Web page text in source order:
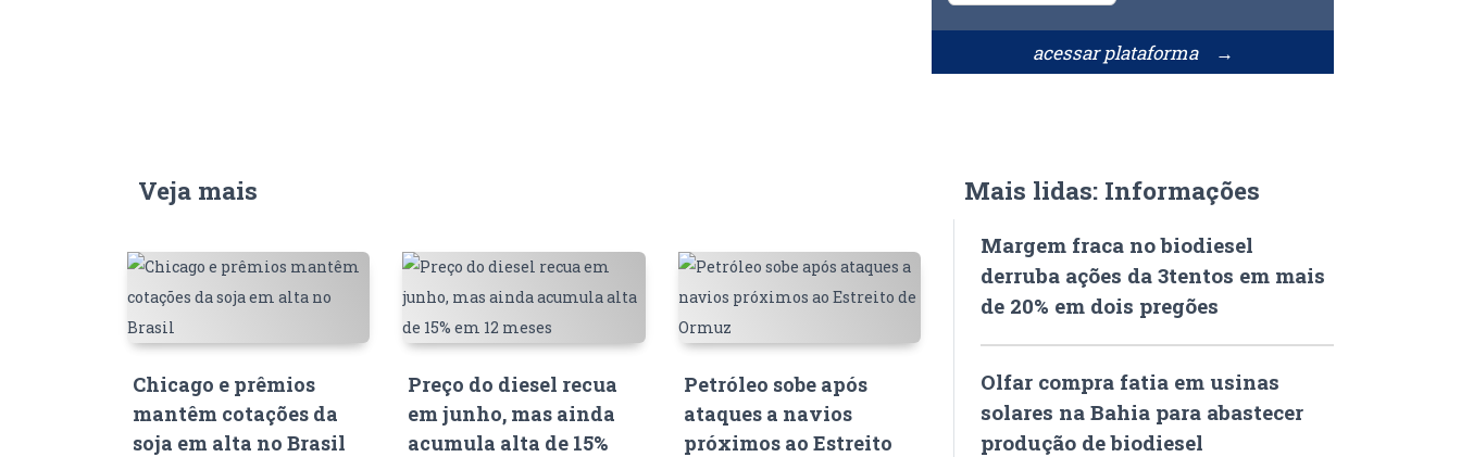
acessar plataforma →
Veja mais
Chicago e prêmios
mantêm cotações da
soja em alta no Brasil
Preço do diesel recua
em junho, mas ainda
acumula alta de 15%
Petróleo sobe após
ataques a navios
próximos ao Estreito
Mais lidas: Informações
Margem fraca no biodiesel
derruba ações da 3tentos em mais
de 20% em dois pregões
Olfar compra fatia em usinas
solares na Bahia para abastecer
produção de biodiesel